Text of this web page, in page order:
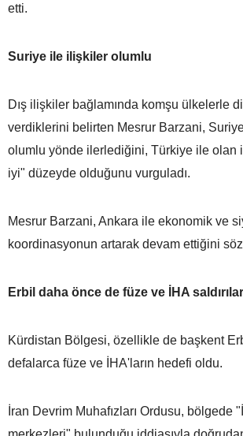
etti.
Suriye ile ilişkiler olumlu
Dış ilişkiler bağlamında komşu ülkelerle
verdiklerini belirten Mesrur Barzani,
olumlu yönde ilerlediğini, Türkiye ile olan
iyi" düzeyde olduğunu vurguladı.
Mesrur Barzani, Ankara ile ekonomik ve
koordinasyonun artarak devam ettiğini
Erbil daha önce de füze ve İHA
Kürdistan Bölgesi, özellikle de başkent
defalarca füze ve İHA'ların hedefi oldu.
İran Devrim Muhafızları Ordusu, bölgede